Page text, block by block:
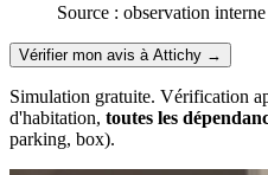
Source : observation
Vérifier mon avis à Attichy →
Simulation gratuite. Vérification
d'habitation, toutes les
parking, box).